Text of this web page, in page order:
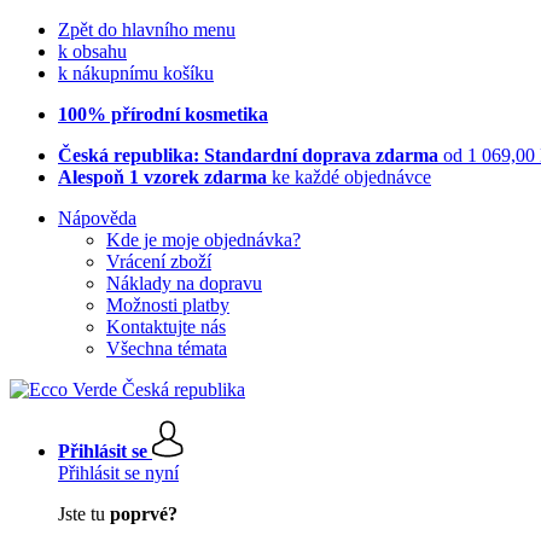
Zpět do hlavního menu
k obsahu
k nákupnímu košíku
100% přírodní kosmetika
Česká republika: Standardní doprava zdarma od 1 069,00
Alespoň 1 vzorek zdarma ke každé objednávce
Nápověda
Kde je moje objednávka?
Vrácení zboží
Náklady na dopravu
Možnosti platby
Kontaktujte nás
Všechna témata
Přihlásit se
Přihlásit se nyní
Jste tu poprvé?